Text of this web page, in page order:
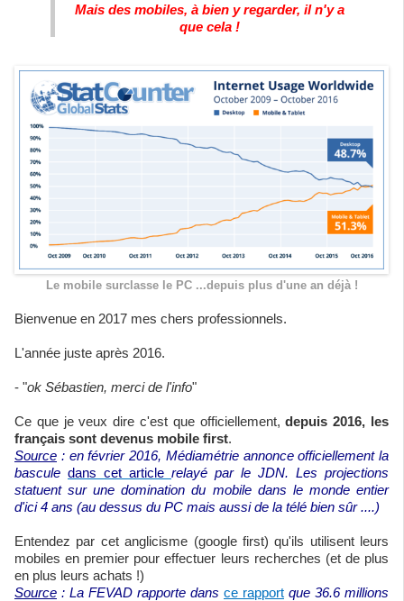
Mais des mobiles, à bien y regarder, il n'y a
que cela !
Le mobile surclasse le PC ...depuis plus d'une an déjà !
Bienvenue en 2017 mes chers professionnels.
L'année juste après 2016.
- "ok Sébastien, merci de l'info"
Ce que je veux dire c'est que officiellement,depuis 2016, les
français sont devenus mobile first.
Source : en février 2016, Médiamétrie annonce officiellement la
bascule dans cet article relayé par le JDN. Les projections
statuent sur une domination du mobile dans le monde entier
d'ici 4 ans (au dessus du PC mais aussi de la télé bien sûr ....)
Entendez par cet anglicisme (google first) qu'ils utilisent leurs
mobiles en premier pour effectuer leurs recherches (et de plus
en plus leurs achats !)
Source : La FEVAD rapporte dans ce rapport que 36.6 millions